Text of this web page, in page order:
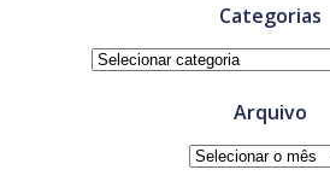
Categorias
Categorias
Arquivo
Arquivo